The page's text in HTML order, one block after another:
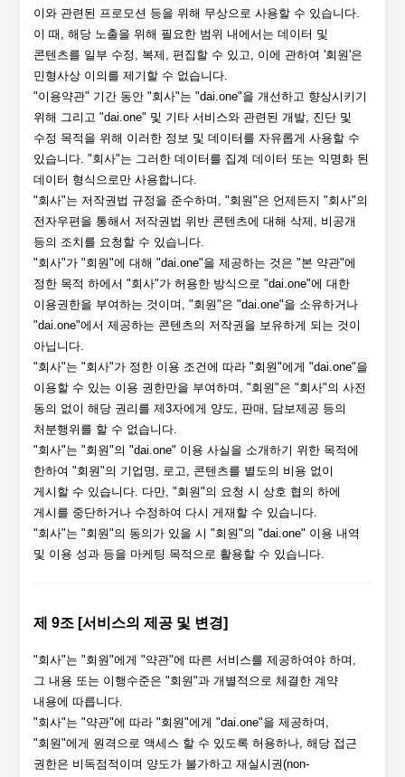
이와 관련된 프로모션 등을 위해 무상으로 사용할 수 있습니다.
이 때, 해당 노출을 위해 필요한 범위 내에서는 데이터 및
콘텐츠를 일부 수정, 복제, 편집할 수 있고, 이에 관하여 '회원'은
민형사상 이의를 제기할 수 없습니다.
"이용약관" 기간 동안 "회사"는 "dai.one"을 개선하고 향상시키기
위해 그리고 "dai.one" 및 기타 서비스와 관련된 개발, 진단 및
수정 목적을 위해 이러한 정보 및 데이터를 자유롭게 사용할 수
있습니다. "회사"는 그러한 데이터를 집계 데이터 또는 익명화 된
데이터 형식으로만 사용합니다.
"회사"는 저작권법 규정을 준수하며, "회원"은 언제든지 "회사"의
전자우편을 통해서 저작권법 위반 콘텐츠에 대해 삭제, 비공개
등의 조치를 요청할 수 있습니다.
"회사"가 "회원"에 대해 "dai.one"을 제공하는 것은 "본 약관"에
정한 목적 하에서 "회사"가 허용한 방식으로 "dai.one"에 대한
이용권한을 부여하는 것이며, "회원"은 "dai.one"을 소유하거나
"dai.one"에서 제공하는 콘텐츠의 저작권을 보유하게 되는 것이
아닙니다.
"회사"는 "회사"가 정한 이용 조건에 따라 "회원"에게 "dai.one"을
이용할 수 있는 이용 권한만을 부여하며, "회원"은 "회사"의 사전
동의 없이 해당 권리를 제3자에게 양도, 판매, 담보제공 등의
처분행위를 할 수 없습니다.
"회사"는 "회원"의 "dai.one" 이용 사실을 소개하기 위한 목적에
한하여 "회원"의 기업명, 로고, 콘텐츠를 별도의 비용 없이
게시할 수 있습니다. 다만, "회원"의 요청 시 상호 협의 하에
게시를 중단하거나 수정하여 다시 게재할 수 있습니다.
"회사"는 "회원"의 동의가 있을 시 "회원"의 "dai.one" 이용 내역
및 이용 성과 등을 마케팅 목적으로 활용할 수 있습니다.
제 9조 [서비스의 제공 및 변경]
"회사"는 "회원"에게 "약관"에 따른 서비스를 제공하여야 하며,
그 내용 또는 이행수준은 "회원"과 개별적으로 체결한 계약
내용에 따릅니다.
"회사"는 "약관"에 따라 "회원"에게 "dai.one"을 제공하며,
"회원"에게 원격으로 액세스 할 수 있도록 허용하나, 해당 접근
권한은 비독점적이며 양도가 불가하고 재실시권(non-